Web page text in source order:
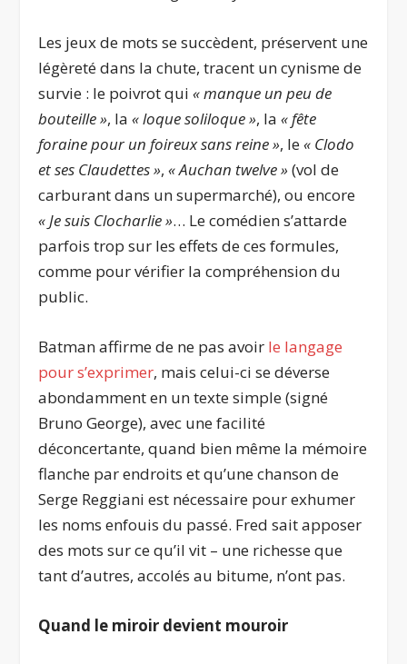
Les jeux de mots se succèdent, préservent une
légèreté dans la chute, tracent un cynisme de
survie : le poivrot qui« manque un peu de
bouteille », la« loque soliloque », la« fête
foraine pour un foireux sans reine », le« Clodo
et ses Claudettes »,« Auchan twelve »(vol de
carburant dans un supermarché), ou encore
« Je suis Clocharlie »… Le comédien s’attarde
parfois trop sur les effets de ces formules,
comme pour vérifier la compréhension du
public.
Batman affirme de ne pas avoir le langage
pour s’exprimer, mais celui-ci se déverse
abondamment en un texte simple (signé
Bruno George), avec une facilité
déconcertante, quand bien même la mémoire
flanche par endroits et qu’une chanson de
Serge Reggiani est nécessaire pour exhumer
les noms enfouis du passé. Fred sait apposer
des mots sur ce qu’il vit – une richesse que
tant d’autres, accolés au bitume, n’ont pas.
Quand le miroir devient mouroir